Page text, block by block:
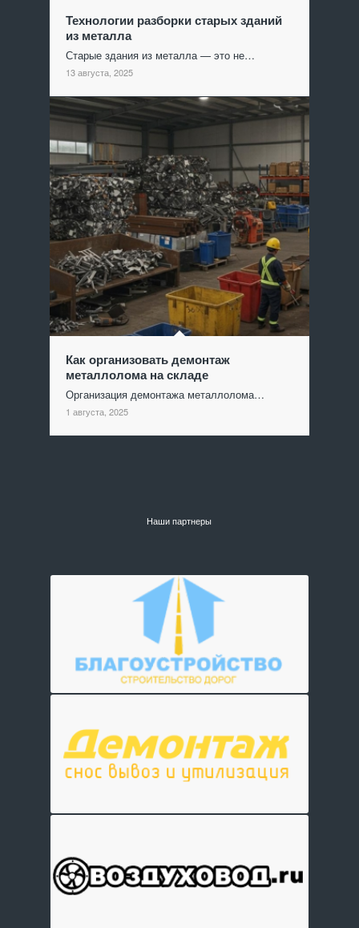
Технологии разборки старых зданий
из металла
Старые здания из металла — это не…
13 августа, 2025
Как организовать демонтаж
металлолома на складе
Организация демонтажа металлолома…
1 августа, 2025
Наши партнеры